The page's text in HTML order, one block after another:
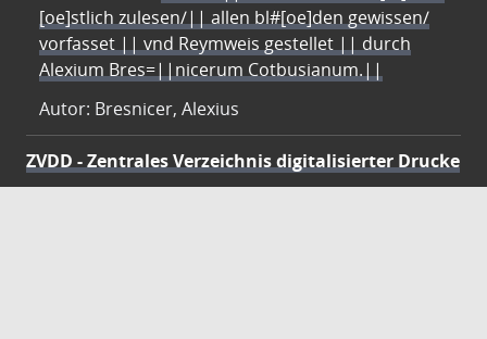
[oe]stlich zulesen/|| allen bl#[oe]den gewissen/
vorfasset || vnd Reymweis gestellet || durch
Alexium Bres=||nicerum Cotbusianum.||
Autor: Bresnicer, Alexius
ZVDD - Zentrales Verzeichnis digitalisierter Drucke